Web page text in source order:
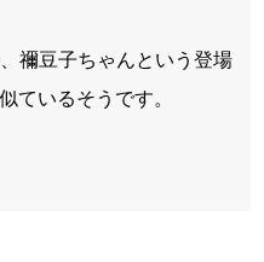
禰豆子ちゃんという登場
ているそうです。